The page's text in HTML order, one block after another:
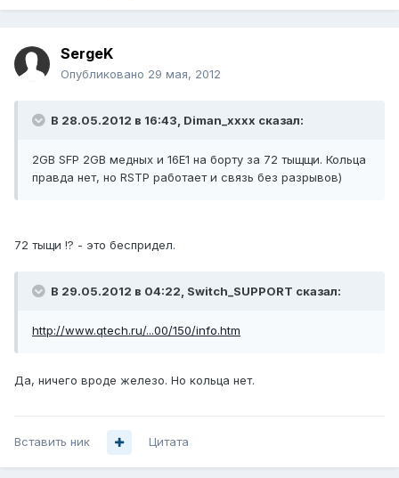
SergeK
Опубликовано 29 мая, 2012
В 28.05.2012 в 16:43, Diman_xxxx сказал:
2GB SFP 2GB медных и 16E1 на борту за 72 тыщщи. Кольца
правда нет, но RSTP работает и связь без разрывов)
72 тыщи !? - это беспридел.
В 29.05.2012 в 04:22, Switch_SUPPORT сказал:
http://www.qtech.ru/...00/150/info.htm
Да, ничего вроде железо. Но кольца нет.
Вставить ник Цитата